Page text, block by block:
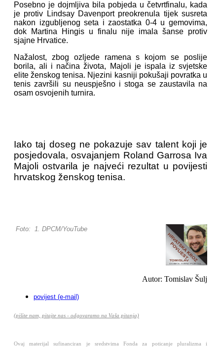
Posebno je dojmljiva bila pobjeda u četvrtfinalu, kada
je protiv Lindsay Davenport preokrenula tijek susreta
nakon izgubljenog seta i zaostatka 0-4 u gemovima,
dok Martina Hingis u finalu nije imala šanse protiv
sjajne Hrvatice.
Nažalost, zbog ozljede ramena s kojom se poslije
borila, ali i načina života, Majoli je ispala iz svjetske
elite ženskog tenisa. Njezini kasniji pokušaji povratka u
tenis završili su neuspješno i stoga se zaustavila na
osam osvojenih turnira.
Iako taj doseg ne pokazuje sav talent koji je
posjedovala, osvajanjem Roland Garrosa Iva
Majoli ostvarila je najveći rezultat u povijesti
hrvatskog ženskog tenisa.
Foto: 1. DPCM/YouTube
Autor: Tomislav Šulj
povijest (e-mail)
(pišite nam, pitajte nas - odgovaramo na Vaša pitanja)
Ovaj materijal sufinanciran je sredstvima Fonda za poticanje pluralizma i